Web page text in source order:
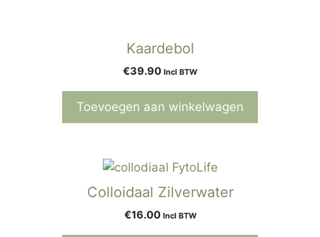
Kaardebol
€39.90 Incl BTW
Toevoegen aan winkelwagen
Colloidaal Zilverwater
€16.00 Incl BTW